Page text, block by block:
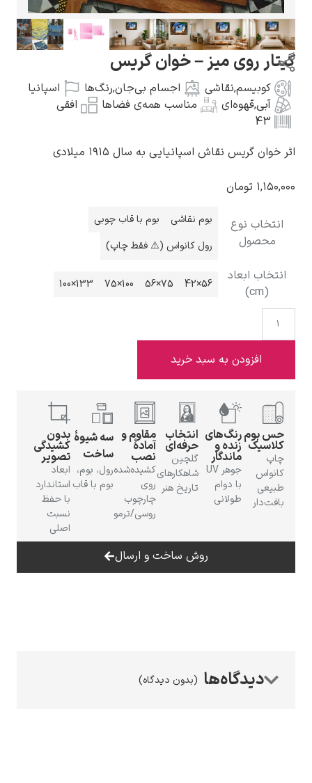
گوستاو کلیمت
ادوارد مونک
کامی پیسارو
ادوارد هاپر
ادگار دگا
روی میز – خوان گریس
,نقاشی اجسام بی‌جان,رنگ‌ها
اسپانیا
قهوه‌ای مناسب همه‌ی فضاها
افقی
گریس نقاش اسپانیایی به سال ۱۹۱۵ میلادی
تومان
نوع
بوم نقاشی
بوم با قاب چوبی
رول کانواس (⚠️ فقط چاپ)
ابعاد
56×42
75×56
100×75
133×100
افزودن به سبد خرید
رنگ‌های
زنده و
ماندگار
جوهر UV
با دوام
طولانی
انتخاب
حرفه‌ای
گلچین
شاهکارهای
تاریخ هنر
مقاوم و
آمادهٔ
نصب
کشیده‌شده
روی
چارچوب
سه شیوهٔ
ساخت
رول، بوم،
بوم با قاب
بدون
کشیدگی
تصویر
ابعاد
استاندارد
روش ساخت و ارسال
(بدون دیدگاه)